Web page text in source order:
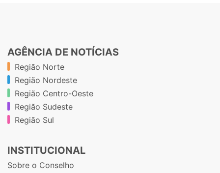
AGÊNCIA DE NOTÍCIAS
Região Norte
Região Nordeste
Região Centro-Oeste
Região Sudeste
Região Sul
INSTITUCIONAL
Sobre o Conselho